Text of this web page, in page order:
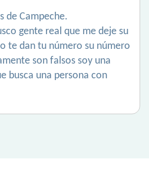
de Campeche.
gente real que me deje su
te dan tu número su número
son falsos soy una
busca una persona con